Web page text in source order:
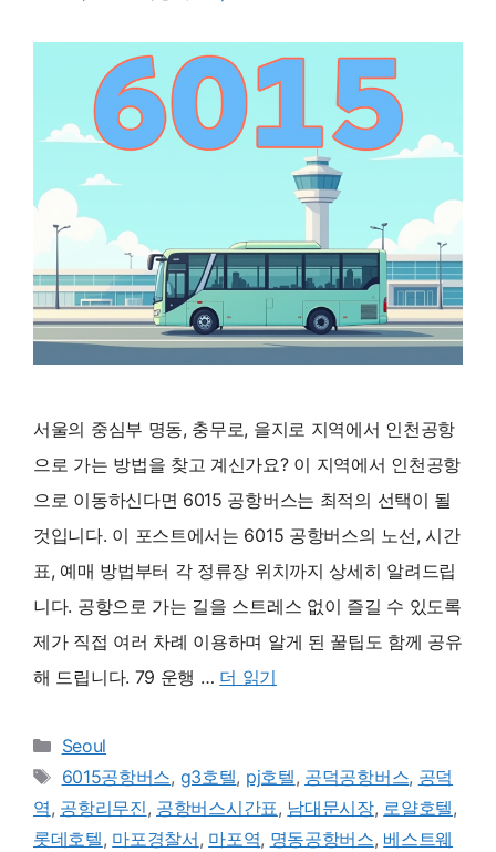
서울의 중심부 명동, 충무로, 을지로 지역에서 인천공항
으로 가는 방법을 찾고 계신가요? 이 지역에서 인천공항
으로 이동하신다면 6015 공항버스는 최적의 선택이 될
것입니다. 이 포스트에서는 6015 공항버스의 노선, 시간
표, 예매 방법부터 각 정류장 위치까지 상세히 알려드립
니다. 공항으로 가는 길을 스트레스 없이 즐길 수 있도록
제가 직접 여러 차례 이용하며 알게 된 꿀팁도 함께 공유
해 드립니다. 79 운행 … 더 읽기
카
테
고
리
Seoul
태
그
6015공항버스, g3호텔, pj호텔, 공덕공항버스, 공덕
역, 공항리무진, 공항버스시간표, 남대문시장, 로얄호텔,
롯데호텔, 마포경찰서, 마포역, 명동공항버스, 베스트웨